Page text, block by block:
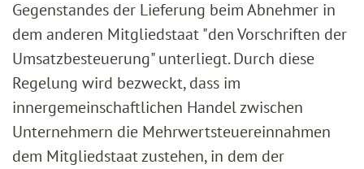
Gegenstandes der Lieferung beim Abnehmer in
dem anderen Mitgliedstaat "den Vorschriften der
Umsatzbesteuerung" unterliegt. Durch diese
Regelung wird bezweckt, dass im
innergemeinschaftlichen Handel zwischen
Unternehmern die Mehrwertsteuereinnahmen
dem Mitgliedstaat zustehen, in dem der